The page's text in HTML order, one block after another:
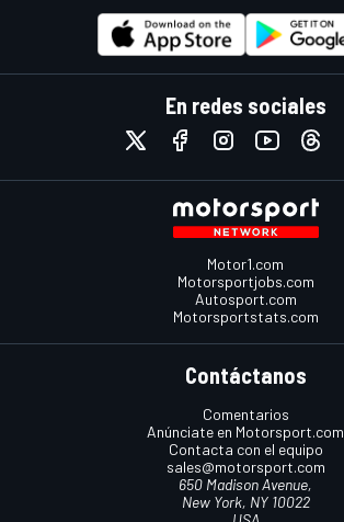
En redes sociales
Motor1.com
Motorsportjobs.com
Autosport.com
Motorsportstats.com
Contáctanos
Comentarios
Anúnciate en Motorsport.com
Contacta con el equipo
sales@motorsport.com
650 Madison Avenue,
New York, NY 10022